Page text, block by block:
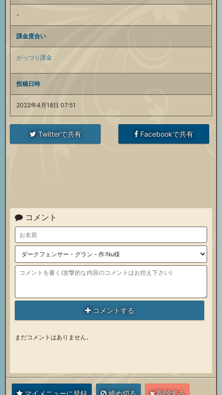
-
課金度合い
がっつり課金
投稿日時
2022年4月18日 07:51
Twitterで共有 Facebookで共有
コメント
コメントする
まだコメントはありません。
マイメニューに登録 締め切る 削除する